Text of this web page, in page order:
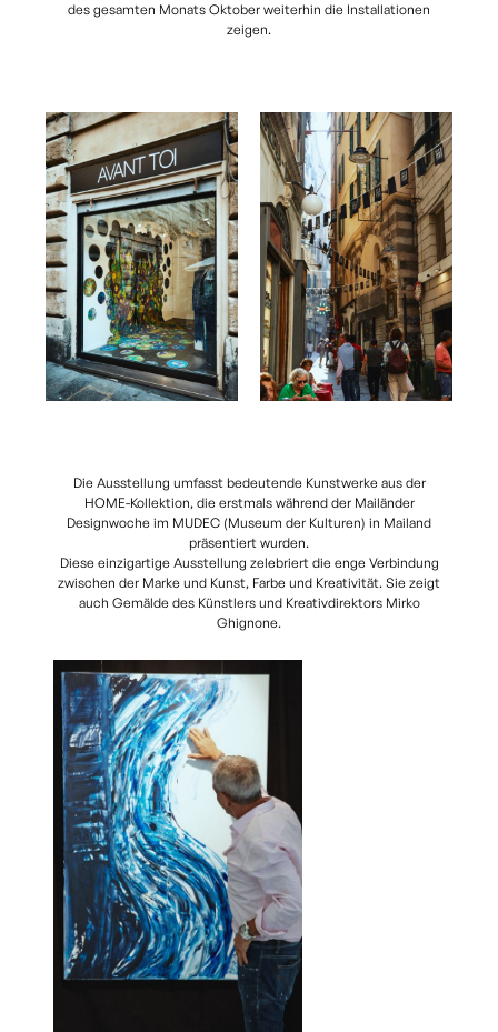
des gesamten Monats Oktober weiterhin die Installationen
zeigen.
Die Ausstellung umfasst bedeutende Kunstwerke aus der
HOME-Kollektion, die erstmals während der Mailänder
Designwoche im MUDEC (Museum der Kulturen) in Mailand
präsentiert wurden.
Diese einzigartige Ausstellung zelebriert die enge Verbindung
zwischen der Marke und Kunst, Farbe und Kreativität. Sie zeigt
auch Gemälde des Künstlers und Kreativdirektors Mirko
Ghignone.